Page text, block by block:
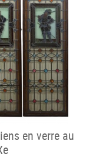
en verre au